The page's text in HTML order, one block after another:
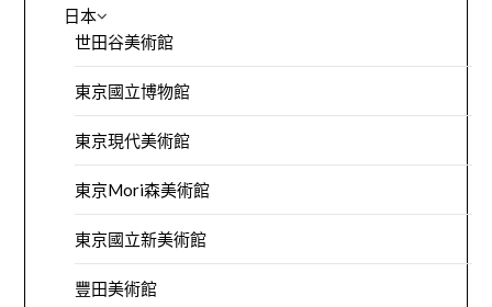
日本
世田谷美術館
東京國立博物館
東京現代美術館
東京Mori森美術館
東京國立新美術館
豐田美術館